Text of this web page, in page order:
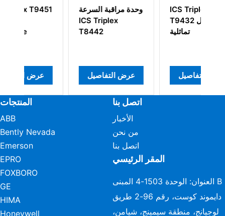
وحدة
عرض
ICS Triplex
T9432 وحدة إدخال
تماثلية
عرض التفاصيل
ICS Triplex
T8800 Trusted
وحدة إدخال رقمية
عرض التفاصيل
المنتجات
ABB
Bently Nevada
Emerson
EPRO
FOXBORO
GE
HIMA
Honeywell
اتصل بنا
الأخبار
من نحن
اتصل بنا
المقر الرئيسي
العنوان: الوحدة 1503-4 المبنى B
دايموند كوست، رقم 96-2 طريق
لوجيانج، منطقة سيمينج، شيامن،